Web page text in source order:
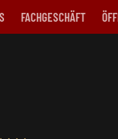
FACHGESCHÄFT